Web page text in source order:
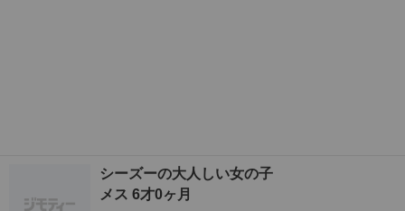
シーズーの大人しい女の子
メス 6才0ヶ月